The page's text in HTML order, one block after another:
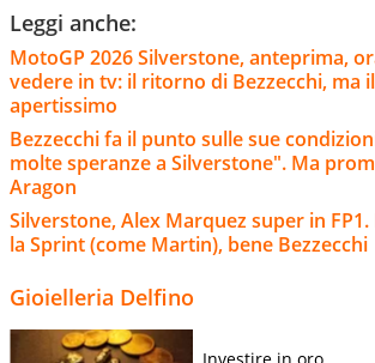
Leggi anche:
MotoGP 2026 Silverstone, anteprima,
vedere in tv: il ritorno di Bezzecchi, ma
apertissimo
Bezzecchi fa il punto sulle sue
molte speranze a Silverstone". Ma
Aragon
Silverstone, Alex Marquez super in
la Sprint (come Martin), bene Bezzecchi
Gioielleria Delfino